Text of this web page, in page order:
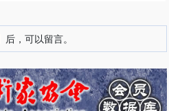
后，可以留言。